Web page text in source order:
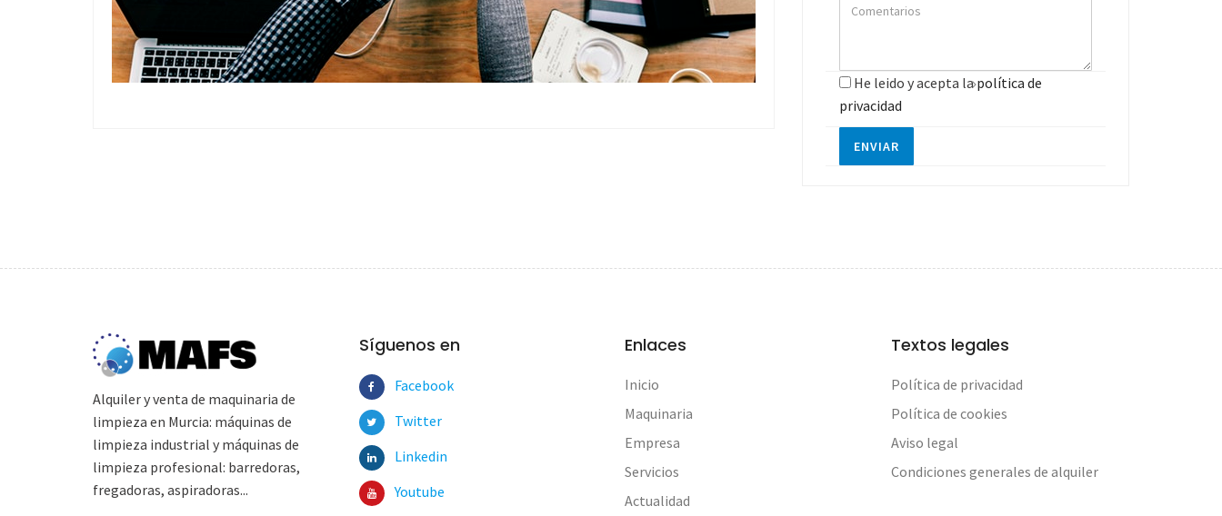
He leido y acepta lapolítica de
privacidad
ENVIAR
Alquiler y venta de maquinaria de
limpieza en Murcia: máquinas de
limpieza industrial y máquinas de
limpieza profesional: barredoras,
fregadoras, aspiradoras...
Síguenos en
Facebook
Twitter
Linkedin
Youtube
Enlaces
Inicio
Maquinaria
Empresa
Servicios
Actualidad
Textos legales
Política de privacidad
Política de cookies
Aviso legal
Condiciones generales de alquiler